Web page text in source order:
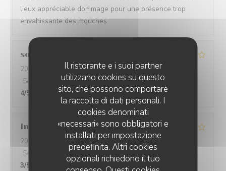
Il ristorante e i suoi partner
utilizzano cookies su questo
sito, che possono comportare
la raccolta di dati personali. I
cookies denominati
«necessari» sono obbligatori e
installati per impostazione
predefinita. Altri cookies
opzionali richiedono il tuo
lieux appréciable dommage pour une présence trop
envahissante des mouches
sophie
2026-07-31
- 20:00 - Ospiti 6
Servizio
Atmosfera: 5/5 Cucina: 4/5 Qualità / Prezzo
4/5
Ingo
2026-08-01
- 20:00 - Ospiti 4
Servizio
Atmosfera : /5 Cucina /5
3/5